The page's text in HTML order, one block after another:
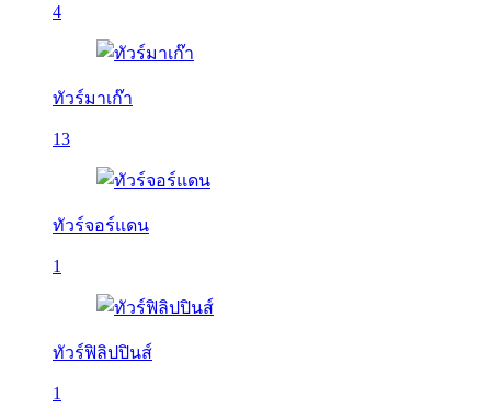
4
ทัวร์มาเก๊า
13
ทัวร์จอร์แดน
1
ทัวร์ฟิลิปปินส์
1